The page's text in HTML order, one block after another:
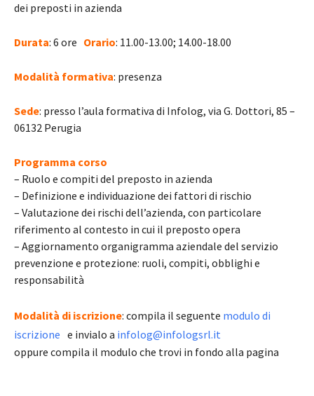
dei preposti in azienda
Durata: 6 ore Orario: 11.00-13.00; 14.00-18.00
Modalità formativa: presenza
Sede: presso l’aula formativa di Infolog, via G. Dottori, 85 –
06132 Perugia
Programma corso
– Ruolo e compiti del preposto in azienda
– Definizione e individuazione dei fattori di rischio
– Valutazione dei rischi dell’azienda, con particolare
riferimento al contesto in cui il preposto opera
– Aggiornamento organigramma aziendale del servizio
prevenzione e protezione: ruoli, compiti, obblighi e
responsabilità
Modalità di iscrizione: compila il seguente modulo di
iscrizione e invialo a infolog@infologsrl.it
oppure compila il modulo che trovi in fondo alla pagina